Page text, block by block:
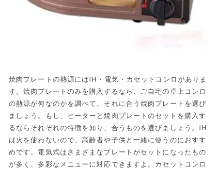
焼肉プレートの熱源にはIH・電気・カセットコンロがありま
す。焼肉プレートのみを購入するなら、ご自宅の卓上コンロ
の熱源が何なのかを調べて、それに合う焼肉プレートを選び
ましょう。もし、ヒーターと焼肉プレートのセットを購入す
るならそれぞれの特徴を知り、合うものを選びましょう。IH
は火を使わないので、高齢者や子供と一緒に使うのにおすす
めです。電気式はさまざまなプレートがセットになったもの
が多く、多彩なメニューに対応できますよ。カセットコンロ